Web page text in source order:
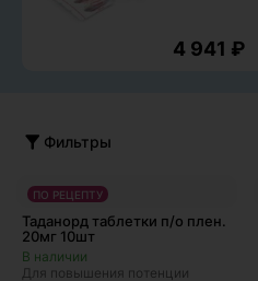
Как сделать заказ
Доставка и оплата
Анализы
4 941 ₽
Фильтры
ПО РЕЦЕПТУ
Таданорд таблетки п/о плен.
20мг 10шт
Для повышения потенции